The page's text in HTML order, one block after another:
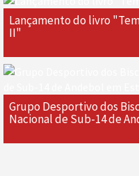
Lançamento do livro
II"
Grupo Desportivo dos
Nacional de Sub-14 de